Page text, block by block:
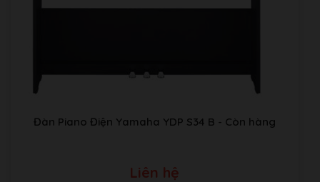
Kho Piano tại Japan:Sakaebashi, Sakai-Shi, Osaka, Nhật
Đàn Piano Điện Yamaha YDP S34 B - Còn hàng
Liên hệ